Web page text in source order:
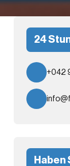
24
+042
Haben